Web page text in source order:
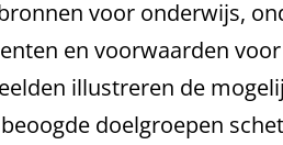
voor onderwijs,
en voorwaarden
illustreren de
doelgroepen